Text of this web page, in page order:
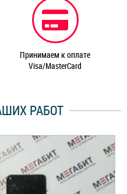
Принимаем к оплате
Visa/MasterCard
РАБОТ